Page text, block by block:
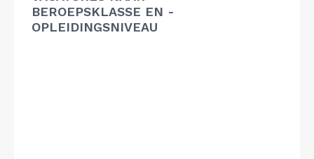
BEROEPSKLASSE EN -
OPLEIDINGSNIVEAU